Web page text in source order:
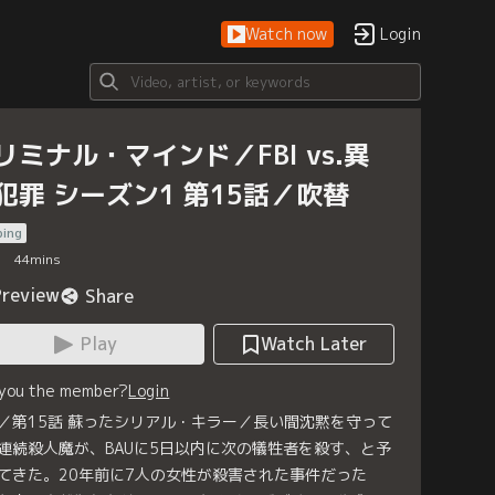
Watch now Login
ミナル・マインド／FBI vs.異
罪 シーズン1 第15話／吹替
44mins
Share
Play
Watch Later
the member?Login
第15話 蘇ったシリアル・キラー／長い間沈黙を守って
続殺人魔が、BAUに5日以内に次の犠牲者を殺す、と予
きた。20年前に7人の女性が殺害された事件だった